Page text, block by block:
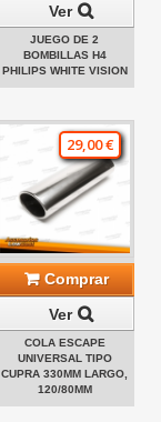
Ver
JUEGO DE 2
BOMBILLAS H4
PHILIPS WHITE VISION
29,00 €
Comprar
Ver
COLA ESCAPE
UNIVERSAL TIPO
CUPRA 330MM LARGO,
120/80MM